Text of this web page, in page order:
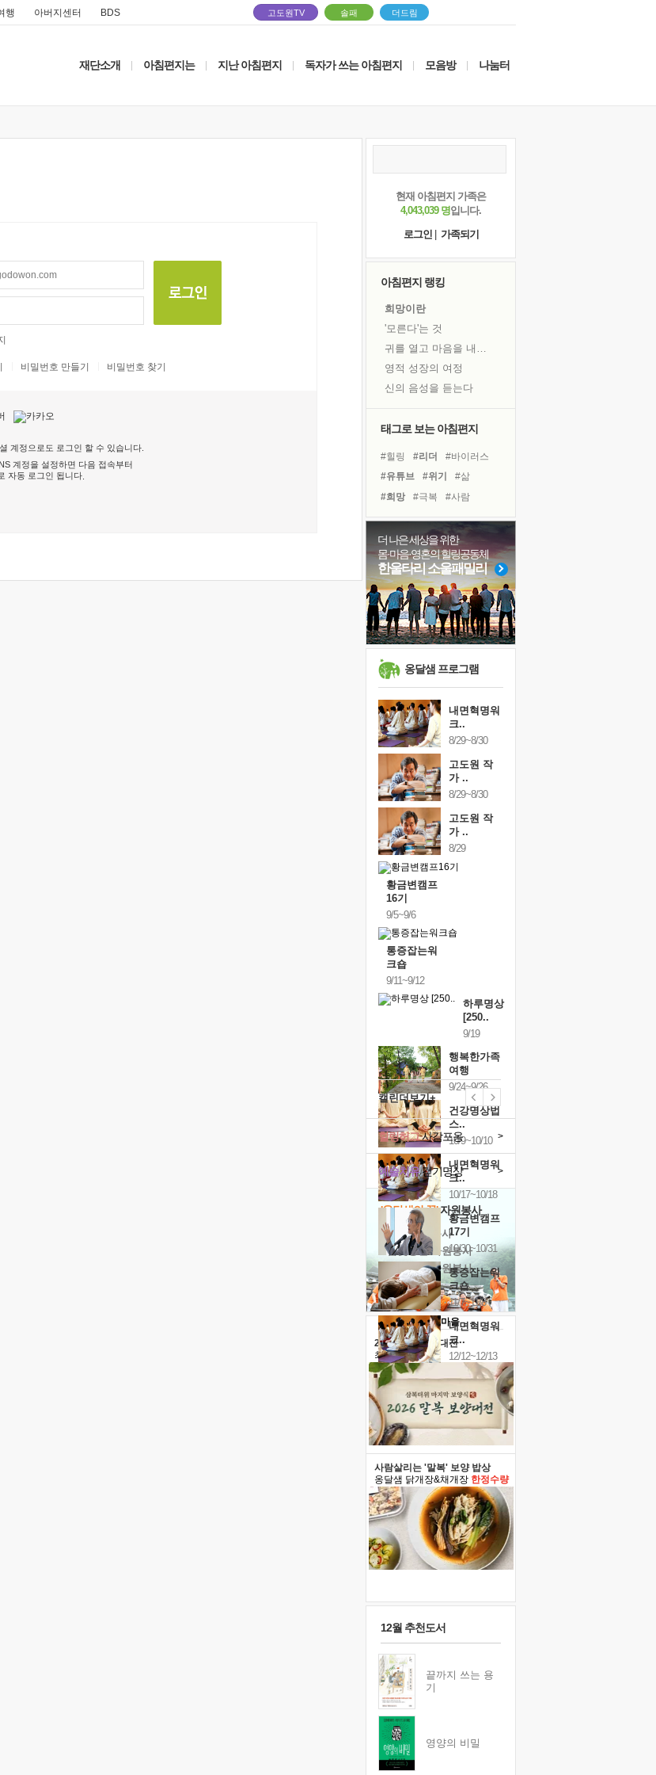
행 아버지센터 BDS 고도원TV 솔패 더드림
재단소개 아침편지는 지난 아침편지 독자가 쓰는 아침편지 모음방 나눔터
비밀번호 만들기 비밀번호 찾기
계정으로도 로그인 할 수 있습니다.
계정을 설정하면 다음 접속부터
자동 로그인 됩니다
현재 아침편지 가족은
4,043,039 명입니다.
로그인
가족되기
아침편지 랭킹
희망이란
'모른다'는 것
귀를 열고 마음을 내어주고
영적 성장의 여정
신의 음성을 듣는다
극과 극의 양 끝단
'말 타는 법'을 먼저
졸업식 사진을 보며
극심한 변비, 어깨결림, 수면 장애
아픈 아버지를 위한 공간 설계
슬럼프
보고 싶은 어머니
유년 시절의 부산 영도 바다
못된 꼰대들
너무 황홀한 꽃들이여!
태그로 보는 아침편지
#힐링 #리더
#바이러스
#유튜브
#위기
#삶
#희망
#극복
#사람
#링컨학교
#친구
#비전캠프
#경험
#선택
#나눔
#아이들
#독서캠프
#도움
#명상
#면역력
#건강
더 나은 세상을 위한
몸·마음·영혼의 힐링공동체
한울타리 소울패밀리
옹달샘 프로그램
내면혁명워
크..
8/29~8/30
고도원 작
가 ..
8/29~8/30
고도원 작
가 ..
8/29
황금변캠프
16기
9/5~9/6
통증잡는워
크숍
9/11~9/12
하루명상
[250..
9/19
행복한가족
여행
9/24~9/26
건강명상법
스..
10/9~10/10
내면혁명워
크..
10/17~10/18
황금변캠프
17기
10/30~10/31
통증잡는워
크숍
11/7~11/8
내면혁명워
크..
12/12~12/13
캘린더보기+
예술치유걷기명상 >
힐링허그사감포옹 >
'옹달샘의 꽃'자원봉사
· 청년 자원봉사
· 금빛청년 자원봉사
· 음식연구 자원봉사
2026 말복 보양대전
최대74%할인
사람살리는 '말복' 보양 밥상
옹달샘 닭개장&채개장 한정수량
12월 추천도서
끝까지 쓰는 용
기
영양의 비밀